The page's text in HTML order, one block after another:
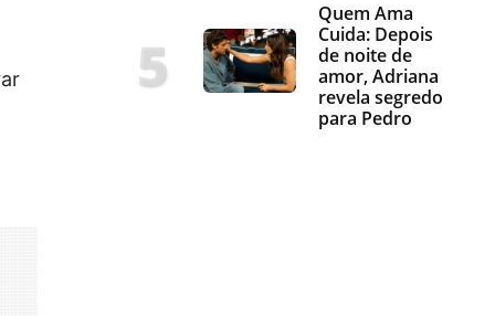
Quem Ama
Cuida: Depois
de noite de
amor, Adriana
revela segredo
para Pedro